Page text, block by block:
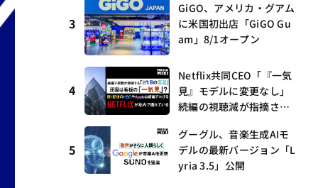
3
GiGO、アメリカ・グアム
に米国初出店「GiGO Gu
am」8/1オープン
4
Netflix共同CEO「『一気
見』モデルに変更なし」
続編の視聴減が指摘され
5
グーグル、音楽生成AIモ
デルの最新バージョン「L
yria 3.5」公開